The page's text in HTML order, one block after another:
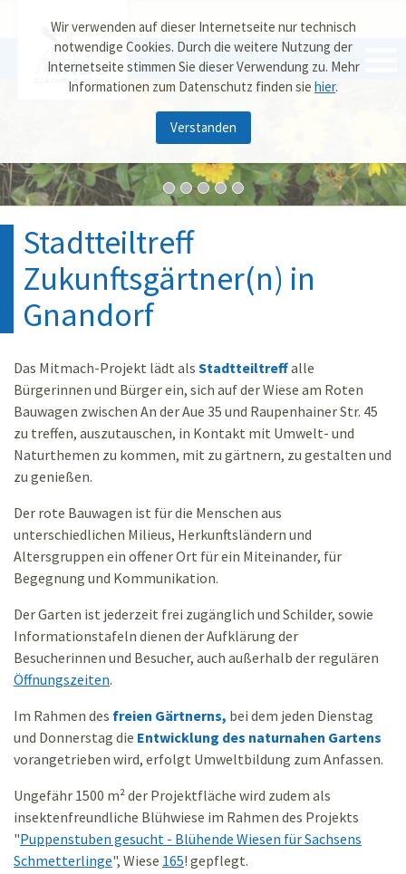
Wir verwenden auf dieser Internetseite nur technisch
notwendige Cookies. Durch die weitere Nutzung der
Internetseite stimmen Sie dieser Verwendung zu. Mehr
Informationen zum Datenschutz finden sie hier.
Verstanden
Zukunftsgarten
Stadtteiltreff
Zukunftsgärtner(n) in
Gnandorf
Das Mitmach-Projekt lädt als Stadtteiltreffalle
Bürgerinnen und Bürger ein, sich auf der Wiese am Roten
Bauwagen zwischen An der Aue 35 und Raupenhainer Str. 45
zu treffen, auszutauschen, in Kontakt mit Umwelt- und
Naturthemen zu kommen, mit zu gärtnern, zu gestalten und
zu genießen.
Der rote Bauwagen ist für die Menschen aus
unterschiedlichen Milieus, Herkunftsländern und
Altersgruppen ein offener Ort für ein Miteinander, für
Begegnung und Kommunikation.
Der Garten ist jederzeit frei zugänglich und Schilder, sowie
Informationstafeln dienen der Aufklärung der
Besucherinnen und Besucher, auch außerhalb der regulären
Öffnungszeiten.
Im Rahmen des freien Gärtnerns, bei dem jeden Dienstag
und Donnerstag die Entwicklung des naturnahen Gartens
vorangetrieben wird, erfolgt Umweltbildung zum Anfassen.
Ungefähr 1500 m² der Projektfläche wird zudem als
insektenfreundliche Blühwiese im Rahmen des Projekts
"Puppenstuben gesucht - Blühende Wiesen für Sachsens
Schmetterlinge", Wiese 165! gepflegt.